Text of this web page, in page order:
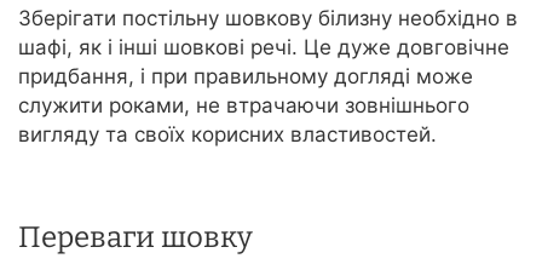
Зберігати постільну шовкову білизну необхідно в
шафі, як і інші шовкові речі. Це дуже довговічне
придбання, і при правильному догляді може
служити роками, не втрачаючи зовнішнього
вигляду та своїх корисних властивостей.
Переваги шовку